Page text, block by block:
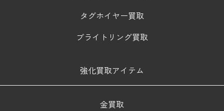
タグホイヤー買取
ブライトリング買取
強化買取アイテム
金買取